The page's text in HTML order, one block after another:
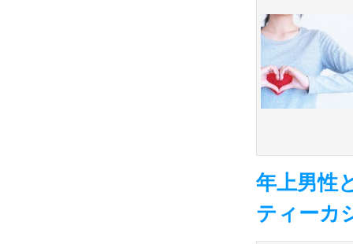
年上男性
ティーカ